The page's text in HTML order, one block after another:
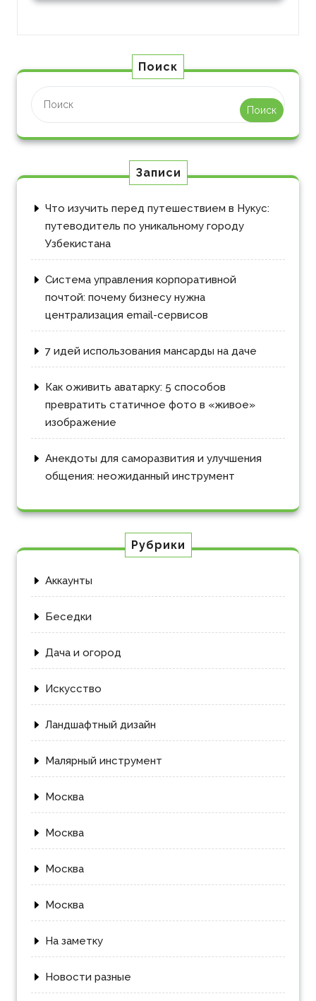
Поиск
Поиск
Записи
Что изучить перед путешествием в Нукус:
путеводитель по уникальному городу
Узбекистана
Система управления корпоративной
почтой: почему бизнесу нужна
централизация email-сервисов
7 идей использования мансарды на даче
Как оживить аватарку: 5 способов
превратить статичное фото в «живое»
изображение
Анекдоты для саморазвития и улучшения
общения: неожиданный инструмент
Рубрики
Аккаунты
Беседки
Дача и огород
Искусство
Ландшафтный дизайн
Малярный инструмент
Москва
Москва
Москва
Москва
На заметку
Новости разные